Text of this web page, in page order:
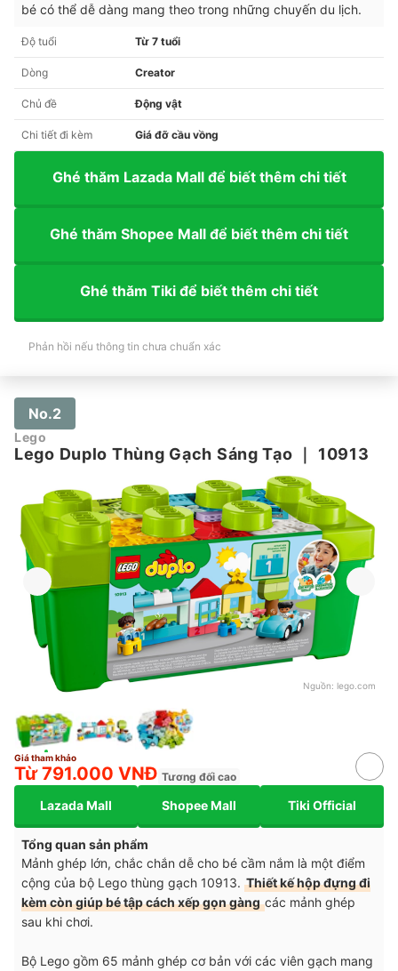
bé có thể dễ dàng mang theo trong những chuyến du lịch.
Độ tuổi Từ 7 tuổi
Dòng Creator
Chủ đề Động vật
Chi tiết đi kèm Giá đỡ cầu vồng
Ghé thăm Lazada Mall để biết thêm chi tiết
Ghé thăm Shopee Mall để biết thêm chi tiết
Ghé thăm Tiki để biết thêm chi tiết
Phản hồi nếu thông tin chưa chuẩn xác
No.2
Lego
Lego Duplo Thùng Gạch Sáng Tạo ｜ 10913
Nguồn: lego.com
Giá tham khảo
Từ 791.000 VNĐ Tương đối cao
Lazada Mall Shopee Mall Tiki Official
Tổng quan sản phẩm
Mảnh ghép lớn, chắc chắn dễ cho bé cầm nắm là một điểm
cộng của bộ Lego thùng gạch 10913. Thiết kế hộp đựng đi
kèm còn giúp bé tập cách xếp gọn gàngcác mảnh ghép
sau khi chơi.
Bộ Lego gồm 65 mảnh ghép cơ bản với các viên gạch mang